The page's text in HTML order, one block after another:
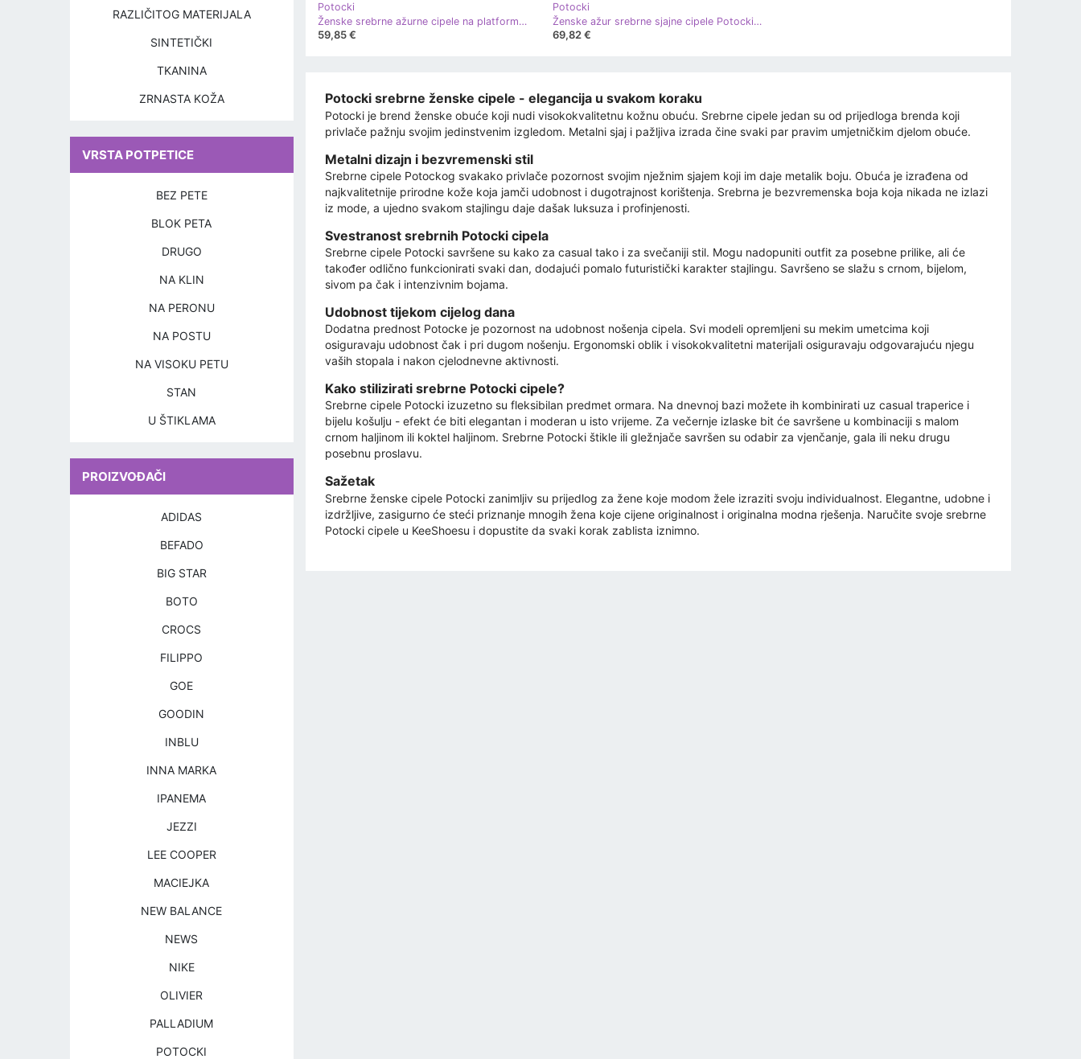
Potocki
Ženske srebrne ažurne cipele na platformu Potocki SZ12037 srebro
59,85 €
Potocki
Ženske ažur srebrne sjajne cipele Potocki SZ12075 srebro
69,82 €
Potocki srebrne ženske cipele - elegancija u svakom koraku
Potocki je brend ženske obuće koji nudi visokokvalitetnu kožnu obuću. Srebrne cipele jedan su od prijedloga brenda koji
privlače pažnju svojim jedinstvenim izgledom. Metalni sjaj i pažljiva izrada čine svaki par pravim umjetničkim djelom obuće.
Metalni dizajn i bezvremenski stil
Srebrne cipele Potockog svakako privlače pozornost svojim nježnim sjajem koji im daje metalik boju. Obuća je izrađena od
najkvalitetnije prirodne kože koja jamči udobnost i dugotrajnost korištenja. Srebrna je bezvremenska boja koja nikada ne izlazi
iz mode, a ujedno svakom stajlingu daje dašak luksuza i profinjenosti.
Svestranost srebrnih Potocki cipela
Srebrne cipele Potocki savršene su kako za casual tako i za svečaniji stil. Mogu nadopuniti outfit za posebne prilike, ali će
također odlično funkcionirati svaki dan, dodajući pomalo futuristički karakter stajlingu. Savršeno se slažu s crnom, bijelom,
sivom pa čak i intenzivnim bojama.
Udobnost tijekom cijelog dana
Dodatna prednost Potocke je pozornost na udobnost nošenja cipela. Svi modeli opremljeni su mekim umetcima koji
osiguravaju udobnost čak i pri dugom nošenju. Ergonomski oblik i visokokvalitetni materijali osiguravaju odgovarajuću njegu
vaših stopala i nakon cjelodnevne aktivnosti.
Kako stilizirati srebrne Potocki cipele?
Srebrne cipele Potocki izuzetno su fleksibilan predmet ormara. Na dnevnoj bazi možete ih kombinirati uz casual traperice i
bijelu košulju - efekt će biti elegantan i moderan u isto vrijeme. Za večernje izlaske bit će savršene u kombinaciji s malom
crnom haljinom ili koktel haljinom. Srebrne Potocki štikle ili gležnjače savršen su odabir za vjenčanje, gala ili neku drugu
posebnu proslavu.
Sažetak
Srebrne ženske cipele Potocki zanimljiv su prijedlog za žene koje modom žele izraziti svoju individualnost. Elegantne, udobne i
izdržljive, zasigurno će steći priznanje mnogih žena koje cijene originalnost i originalna modna rješenja. Naručite svoje srebrne
Potocki cipele u KeeShoesu i dopustite da svaki korak zablista iznimno.
RAZLIČITOG MATERIJALA
SINTETIČKI
TKANINA
ZRNASTA KOŽA
VRSTA POTPETICE
BEZ PETE
BLOK PETA
DRUGO
NA KLIN
NA PERONU
NA POSTU
NA VISOKU PETU
STAN
U ŠTIKLAMA
PROIZVOĐAČI
ADIDAS
BEFADO
BIG STAR
BOTO
CROCS
FILIPPO
GOE
GOODIN
INBLU
INNA MARKA
IPANEMA
JEZZI
LEE COOPER
MACIEJKA
NEW BALANCE
NEWS
NIKE
OLIVIER
PALLADIUM
POTOCKI